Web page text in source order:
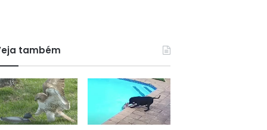
também